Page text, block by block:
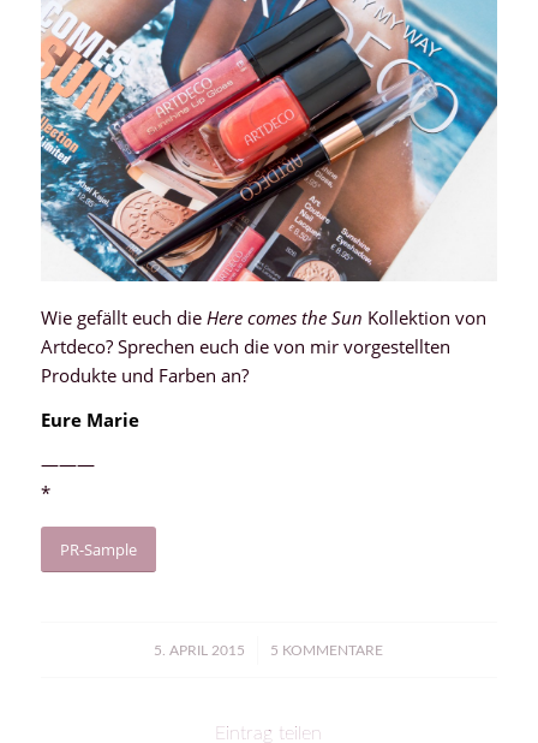
Wie gefällt euch die Here comes the Sun Kollektion von
Artdeco? Sprechen euch die von mir vorgestellten
Produkte und Farben an?
Eure Marie
———
*
PR-Sample
5. APRIL 2015
/ 5 KOMMENTARE
Eintrag teilen